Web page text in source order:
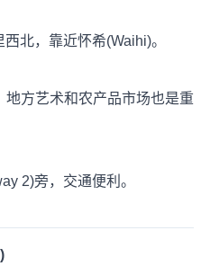
北，靠近怀希(Waihi)。
方艺术和农产品市场也是重
2)旁，交通便利。